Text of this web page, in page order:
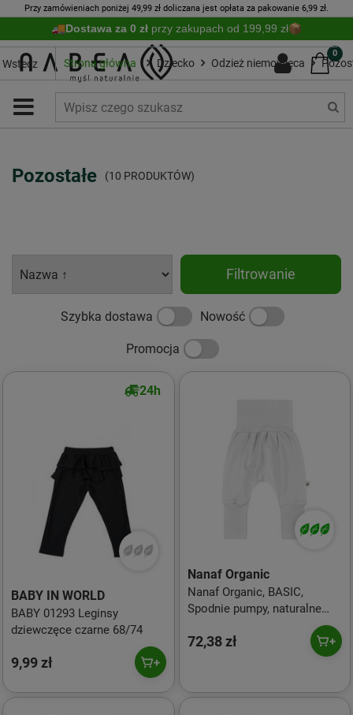
Przy zamówieniach poniżej 49,99 zł doliczana jest opłata za pakowanie 6,99 zł.
Dostawa za 0 zł przy zakupach od 199,99 zł
0
Wstecz Strona główna Dziecko Odzież niemowlęca
Pozostałe (10 PRODUKTÓW)
Filtrowanie
Szybka dostawa Nowość
Promocja
24h
BABY IN WORLD
BABY 01293 Leginsy
dziewczęce czarne 68/74
9,99 zł
Nanaf Organic
Nanaf Organic, BASIC,
Spodnie pumpy, naturalne
72,38 zł